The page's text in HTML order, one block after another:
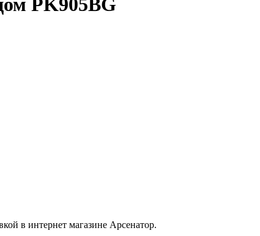
PK905BG
в интернет магазине Арсенатор.